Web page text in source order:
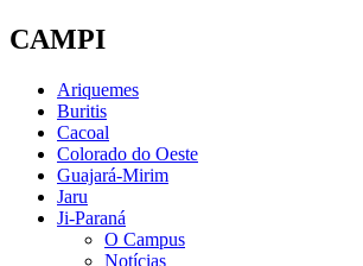
CAMPI
Ariquemes
Buritis
Cacoal
Colorado do Oeste
Guajará-Mirim
Jaru
Ji-Paraná
O Campus
Notícias